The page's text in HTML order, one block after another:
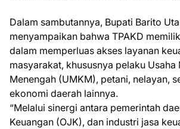
Dalam sambutannya, Bupati Barito
menyampaikan bahwa TPAKD
dalam memperluas akses layanan
masyarakat, khususnya pelaku Usaha
Menengah (UMKM), petani, nelayan,
ekonomi daerah lainnya.
“Melalui sinergi antara pemerintah
Keuangan (OJK), dan industri jasa